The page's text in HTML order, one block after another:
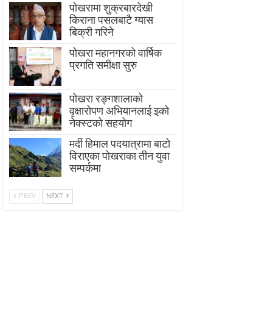
पोखरामा शुक्रबारदेखी
किराना पसलबाटै ग्यास
बिक्री गरिने
पोखरा महानगरको वार्षिक
प्रगति समीक्षा सुरु
पोखरा रङ्गशालाको
वृक्षारोपण अभियानलाई इको
नेक्स्टको सहयोग
मर्दी हिमाल पदयात्रामा बाटाे
विराएका पाेखराका तीन युवा
सम्पर्कमा
PREV NEXT